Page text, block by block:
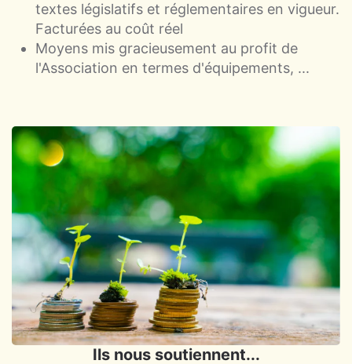
textes législatifs et réglementaires en vigueur.
Facturées au coût réel
Moyens mis gracieusement au profit de
l'Association en termes d'équipements, ...
Ils nous soutiennent...